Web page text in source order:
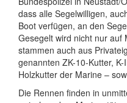
dass alle Segelwilligen,
Boot verfügen, an den
Gesegelt wird nicht nur auf
stammen auch aus
genannten ZK-10-Kutter,
Holzkutter der Marine –
Die Rennen finden in